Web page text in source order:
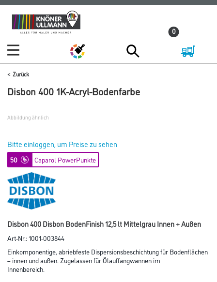
Zum
Inhalt
Zum
Navigationsmenü
0
Zurück
Disbon 400 1K-Acryl-Bodenfarbe
Abbildung ähnlich
Bitte einloggen, um Preise zu sehen
50 Caparol PowerPunkte
Disbon 400 Disbon BodenFinish 12,5 lt Mittelgrau Innen + Außen
Art-Nr.:1001-003844
Einkomponentige, abriebfeste Dispersionsbeschichtung für Bodenflächen
– innen und außen. Zugelassen für Ölauffangwannen im
Innenbereich.